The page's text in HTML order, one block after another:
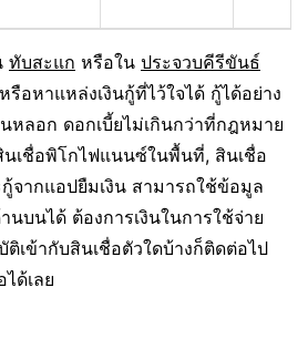
ทับสะแก หรือใน ประจวบคีรีขันธ์
รือหาแหล่งเงินกู้ที่ไว้ใจได้ กู้ได้อย่าง
หลอก ดอกเบี้ยไม่เกินกว่าที่กฎหมาย
เชื่อพิโกไฟแนนซ์ในพื้นที่, สินเชื่อ
จากแอปยืมเงิน สามารถใช้ข้อมูล
นบนได้ ต้องการเงินในการใช้จ่าย
เข้ากับสินเชื่อตัวใดบ้างก็ติดต่อไป
ด้เลย